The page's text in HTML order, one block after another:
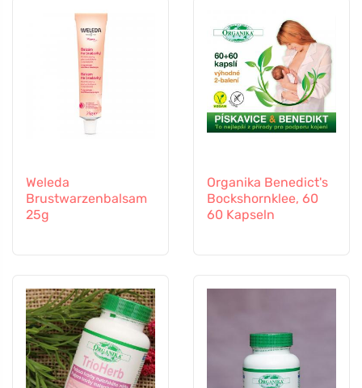
Weleda
Brustwarzenbalsam
25g
Organika Benedict's
Bockshornklee, 60
60 Kapseln